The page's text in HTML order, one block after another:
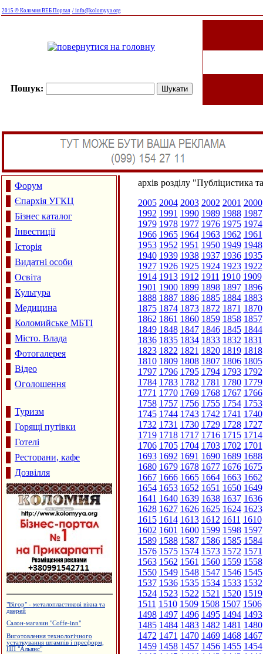
2015 © Коломия ВЕБ Портал / info@kolomyya.org
Пошук:
Форум
Єпархія УГКЦ
Бізнес каталог
Інвестиції
Історія
Видатні особи
Освіта
Культура
Медицина
Коломийське МБТІ
Місто. Влада
Фотогалерея
Відео
Оголошення
Туризм
Горящі путівки
Готелі
Ресторани, кафе
Дозвілля
"Вігор" - металопластикові вікна та
дверей
Салон-магазин "Coffe-inn"
Виготовлення технологічного
устаткування штампів і пресформ,
ПП "Альянс"
архів розділу "Публіцистика
2005 2004 2003 2002 2001 2000
1992 1991 1990 1989 1988 1987
1979 1978 1977 1976 1975 1974
1966 1965 1964 1963 1962 1961
1953 1952 1951 1950 1949 1948
1940 1939 1938 1937 1936 1935
1927 1926 1925 1924 1923 1922
1914 1913 1912 1911 1910 1909
1901 1900 1899 1898 1897 1896
1888 1887 1886 1885 1884 1883
1875 1874 1873 1872 1871 1870
1862 1861 1860 1859 1858 1857
1849 1848 1847 1846 1845 1844
1836 1835 1834 1833 1832 1831
1823 1822 1821 1820 1819 1818
1810 1809 1808 1807 1806 1805
1797 1796 1795 1794 1793 1792
1784 1783 1782 1781 1780 1779
1771 1770 1769 1768 1767 1766
1758 1757 1756 1755 1754 1753
1745 1744 1743 1742 1741 1740
1732 1731 1730 1729 1728 1727
1719 1718 1717 1716 1715 1714
1706 1705 1704 1703 1702 1701
1693 1692 1691 1690 1689 1688
1680 1679 1678 1677 1676 1675
1667 1666 1665 1664 1663 1662
1654 1653 1652 1651 1650 1649
1641 1640 1639 1638 1637 1636
1628 1627 1626 1625 1624 1623
1615 1614 1613 1612 1611 1610
1602 1601 1600 1599 1598 1597
1589 1588 1587 1586 1585 1584
1576 1575 1574 1573 1572 1571
1563 1562 1561 1560 1559 1558
1550 1549 1548 1547 1546 1545
1537 1536 1535 1534 1533 1532
1524 1523 1522 1521 1520 1519
1511 1510 1509 1508 1507 1506
1498 1497 1496 1495 1494 1493
1485 1484 1483 1482 1481 1480
1472 1471 1470 1469 1468 1467
1459 1458 1457 1456 1455 1454